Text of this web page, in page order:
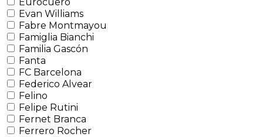
Evan Williams
Fabre Montmayou
Famiglia Bianchi
Familia Gascón
Fanta
FC Barcelona
Federico Alvear
Felino
Felipe Rutini
Fernet Branca
Ferrero Rocher